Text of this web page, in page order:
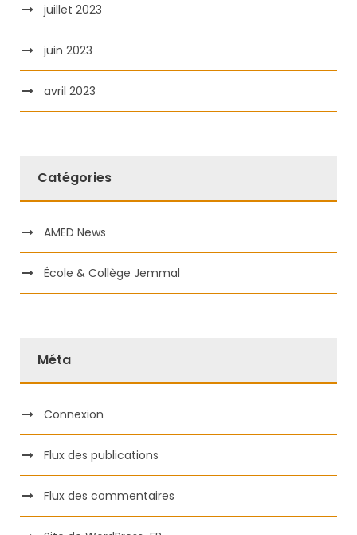
juillet 2023
juin 2023
avril 2023
Catégories
AMED News
École & Collège Jemmal
Méta
Connexion
Flux des publications
Flux des commentaires